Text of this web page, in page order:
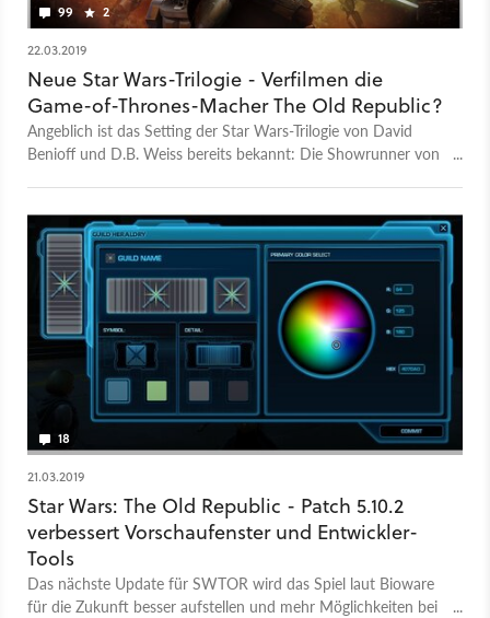
99 2
22.03.2019
Neue Star Wars-Trilogie - Verfilmen die
Game-of-Thrones-Macher The Old Republic?
Angeblich ist das Setting der Star Wars-Trilogie von David
Benioff und D.B. Weiss bereits bekannt: Die Showrunner von
18
21.03.2019
Star Wars: The Old Republic - Patch 5.10.2
verbessert Vorschaufenster und Entwickler-
Tools
Das nächste Update für SWTOR wird das Spiel laut Bioware
für die Zukunft besser aufstellen und mehr Möglichkeiten bei